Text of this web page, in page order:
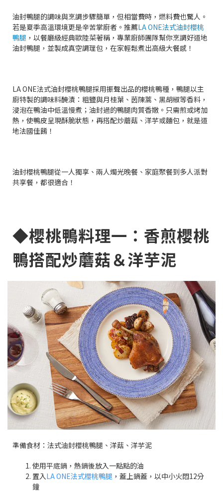
油封鴨腿的調味與烹調步驟簡單，但相當費時，燃料費也驚人。
若是夏季高溫環境更是辛苦掌廚者。推薦LA ONE法式油封櫻桃
鴨腿 ，以餐廳級經典歐陸菜著稱，專業廚師團隊幫你烹調好道地
油封鴨腿，並製成真空調理包，在家輕鬆煮出高級大餐感！
LA ONE法式油封櫻桃鴨腿採用振聲出品的櫻桃鴨種，鴨腿以主
廚特製的調味料醃漬：粗鹽與月桂葉、茵陳蒿、黑胡椒等香料，
浸泡在鴨油中低溫慢煮；油封過的鴨腿肉質香嫩。只需煎或烤加
熱，使鴨皮呈現酥脆狀態，再搭配炒蘑菇、洋芋或麵包，就是道
地法國佳餚！
油封櫻桃鴨腿從一人獨享、兩人燭光晚餐、家庭聚餐到多人派對
共享餐，都很適合！
◆櫻桃鴨料理一：香煎櫻桃
鴨搭配炒蘑菇＆洋芋泥
準備食材：法式油封櫻桃鴨腿、洋菇、洋芋泥
使用平底鍋，熱鍋後放入一點點的油
置入LA ONE法式櫻桃鴨腿 ，蓋上鍋蓋，以中小火悶12分
鐘